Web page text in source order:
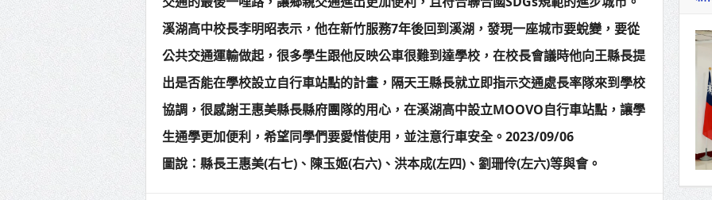
溪湖高中校長李明昭表示，他在新竹服務7年後回到溪湖，發現一座城市要蛻變，要從
公共交通運輸做起，很多學生跟他反映公車很難到達學校，在校長會議時他向王縣長提
出是否能在學校設立自行車站點的計畫，隔天王縣長就立即指示交通處長率隊來到學校
協調，很感謝王惠美縣長縣府團隊的用心，在溪湖高中設立MOOVO自行車站點，讓學
生通學更加便利，希望同學們要愛惜使用，並注意行車安全。2023/09/06
圖說：縣長王惠美(右七)、陳玉姬(右六)、洪本成(左四)、劉珊伶(左六)等與會。